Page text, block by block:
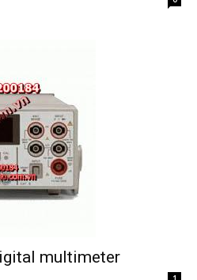
multimeter